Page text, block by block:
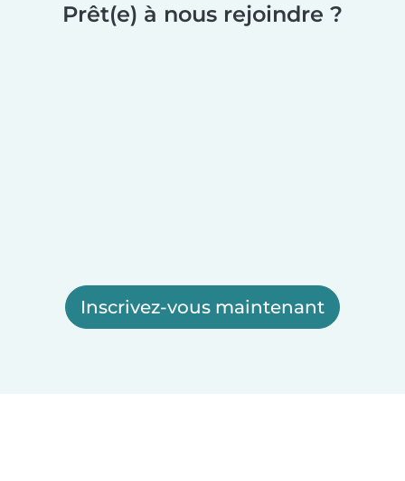
Prêt(e) à nous rejoindre ?
Inscrivez-vous maintenant